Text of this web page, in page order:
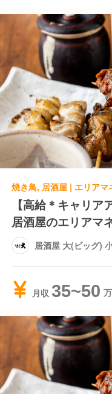
【高給＊キャリ
居酒屋のエリアマ
居酒屋 大(ビッグ)
月収 35~50